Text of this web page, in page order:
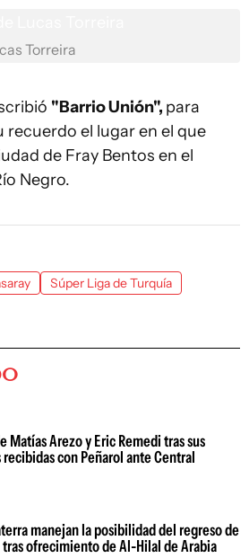
Torreira
"Barrio Unión", para
recuerdo el lugar en el que
de Fray Bentos en el
Negro.
Súper Liga de Turquía
Matías Arezo y Eric Remedi tras sus
con Peñarol ante Central
manejan la posibilidad del regreso de
ofrecimiento de Al-Hilal de Arabia